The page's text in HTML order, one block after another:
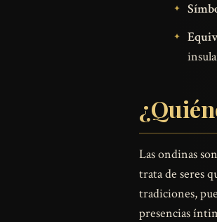
Las ondinas
trata de seres
tradiciones,
presencias